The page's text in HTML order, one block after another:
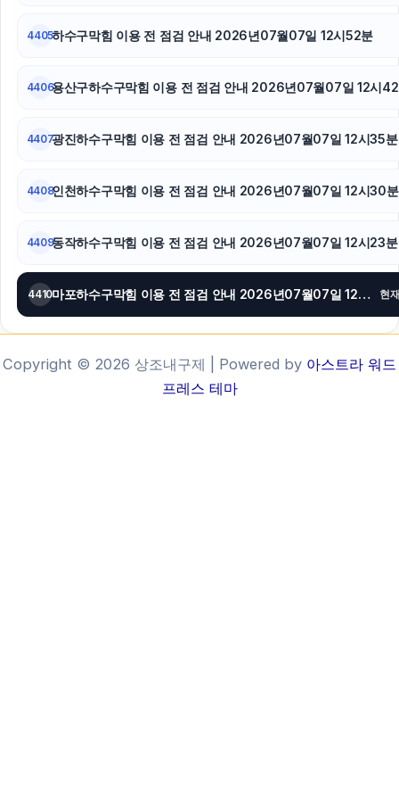
4405하수구막힘 이용 전 점검 안내 2026년07월07일 12시52분
4406용산구하수구막힘 이용 전 점검 안내 2026년07월07일 12시
4407광진하수구막힘 이용 전 점검 안내 2026년07월07일 12시35분
4408인천하수구막힘 이용 전 점검 안내 2026년07월07일 12시30분
4409동작하수구막힘 이용 전 점검 안내 2026년07월07일 12시23분
4410 마포하수구막힘 이용 전 점검 안내 2026년07월07일 12시15분 현
Copyright © 2026 상조내구제 | Powered by 아스트라 워드
프레스 테마